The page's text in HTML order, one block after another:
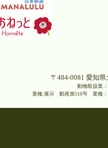
〒484-0081 愛知
動物取扱業
業種:展示 動尾第510号 業種